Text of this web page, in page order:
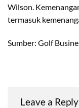
Wilson.
termasuk
Sumber: Golf
Leave a Reply